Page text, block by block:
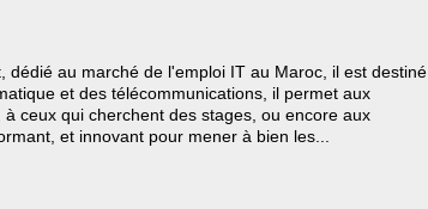
dédié au marché de l'emploi IT au Maroc, il est destiné
et des télécommunications, il permet aux
ceux qui cherchent des stages, ou encore aux
et innovant pour mener à bien les...